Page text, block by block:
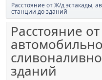
Расстояние от Ж/д эстакады,
станции до зданий
Расстояние
зданий